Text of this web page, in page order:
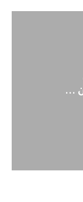
التحضيري